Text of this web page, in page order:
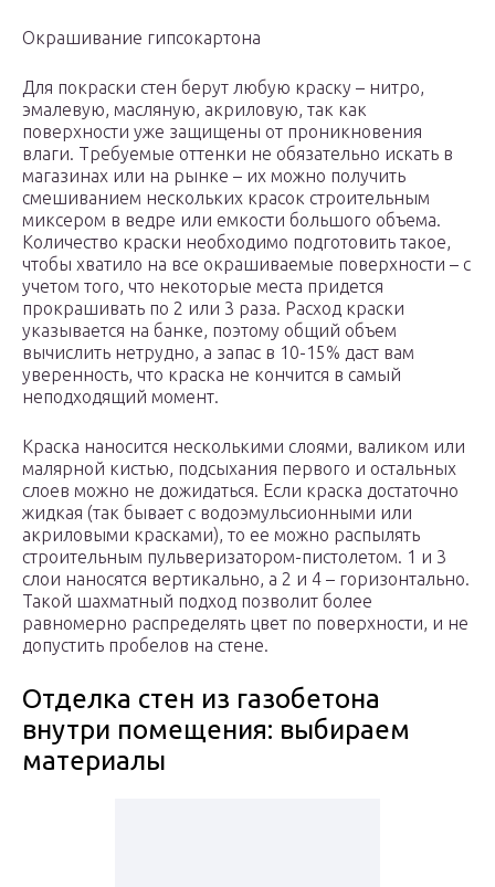
Окрашивание гипсокартона
Для покраски стен берут любую краску – нитро,
эмалевую, масляную, акриловую, так как
поверхности уже защищены от проникновения
влаги. Требуемые оттенки не обязательно искать в
магазинах или на рынке – их можно получить
смешиванием нескольких красок строительным
миксером в ведре или емкости большого объема.
Количество краски необходимо подготовить такое,
чтобы хватило на все окрашиваемые поверхности – с
учетом того, что некоторые места придется
прокрашивать по 2 или 3 раза. Расход краски
указывается на банке, поэтому общий объем
вычислить нетрудно, а запас в 10-15% даст вам
уверенность, что краска не кончится в самый
неподходящий момент.
Краска наносится несколькими слоями, валиком или
малярной кистью, подсыхания первого и остальных
слоев можно не дожидаться. Если краска достаточно
жидкая (так бывает с водоэмульсионными или
акриловыми красками), то ее можно распылять
строительным пульверизатором-пистолетом. 1 и 3
слои наносятся вертикально, а 2 и 4 – горизонтально.
Такой шахматный подход позволит более
равномерно распределять цвет по поверхности, и не
допустить пробелов на стене.
Отделка стен из газобетона
внутри помещения: выбираем
материалы